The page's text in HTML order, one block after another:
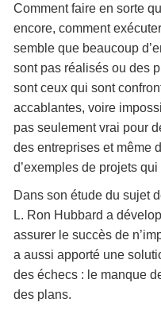
Comment faire en sorte
encore, comment
semble que beaucoup
sont pas réalisés ou des
sont ceux qui sont
accablantes, voire
pas seulement vrai pour
des entreprises et même
d’exemples de projets
Dans son étude du sujet
L. Ron Hubbard a
assurer le succès de
a aussi apporté une
des échecs : le manque
des plans.